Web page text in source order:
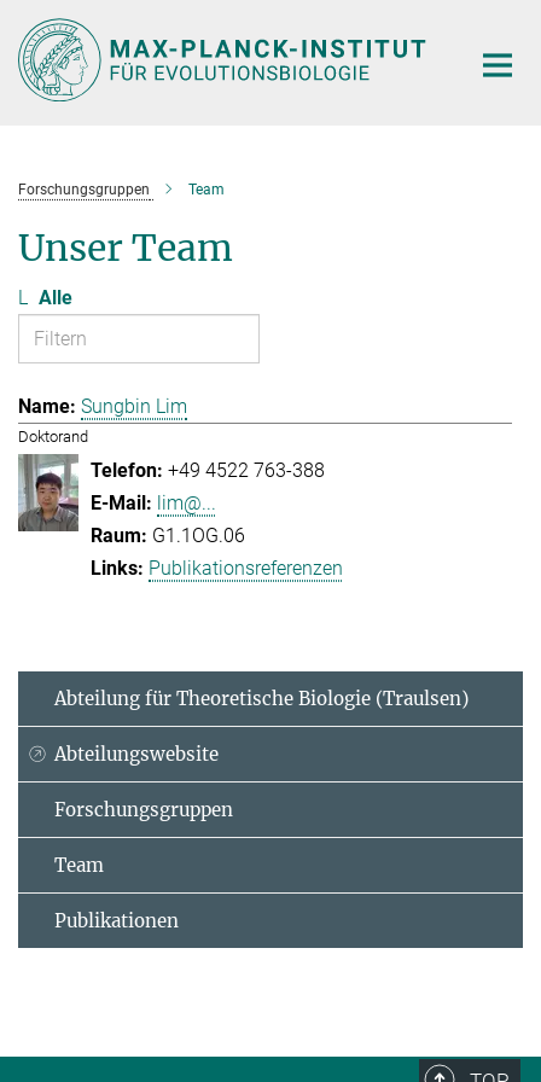
Hauptinhalt
Forschungsgruppen Team
Unser Team
L Alle
Sungbin Lim
Doktorand
+49 4522 763-388
lim@...
G1.1OG.06
Publikationsreferenzen
Abteilung für Theoretische Biologie (Traulsen)
Abteilungswebsite
Forschungsgruppen
Team
Publikationen